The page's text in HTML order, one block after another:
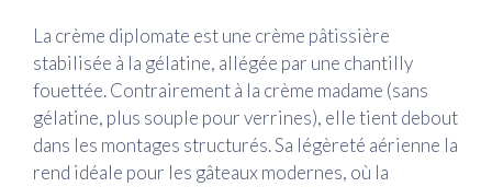
La crème diplomate est une crème pâtissière
stabilisée à la gélatine, allégée par une chantilly
fouettée. Contrairement à la crème madame (sans
gélatine, plus souple pour verrines), elle tient debout
dans les montages structurés. Sa légèreté aérienne la
rend idéale pour les gâteaux modernes, où la